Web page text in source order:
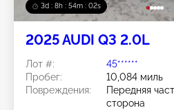
3d : 8h : 53m : 59s
2025 AUDI Q3 2.0L
Лот #:
45******
Пробег:
10,084 миль
Повреждения:
Передняя
сторона